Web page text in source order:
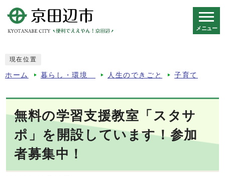
メニュー
現在位置
ホーム 暮らし・環境 人生のできごと 子育て
無料の学習支援教室「スタサ
ポ」を開設しています！参加
者募集中！